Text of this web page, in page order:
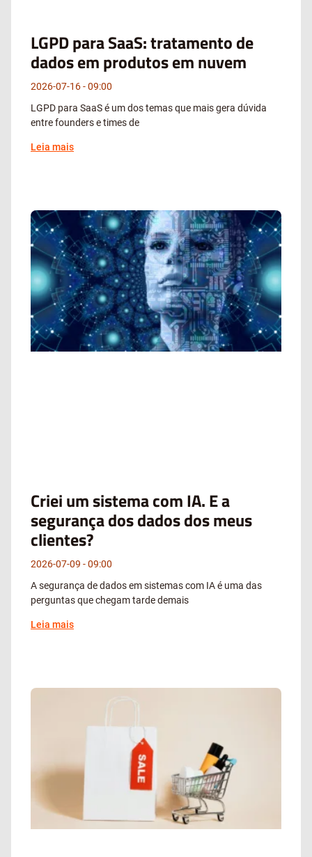
LGPD para SaaS: tratamento de
dados em produtos em nuvem
2026-07-16
09:00
LGPD para SaaS é um dos temas que mais gera dúvida
entre founders e times de
Leia mais
Criei um sistema com IA. E a
segurança dos dados dos meus
clientes?
2026-07-09
09:00
A segurança de dados em sistemas com IA é uma das
perguntas que chegam tarde demais
Leia mais